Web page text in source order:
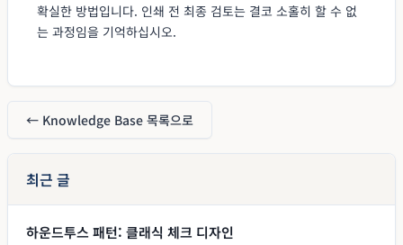
확실한 방법입니다. 인쇄 전 최종 검토는 결코 소홀히 할 수 없
는 과정임을 기억하십시오.
← Knowledge Base 목록으로
최근 글
하운드투스 패턴: 클래식 체크 디자인